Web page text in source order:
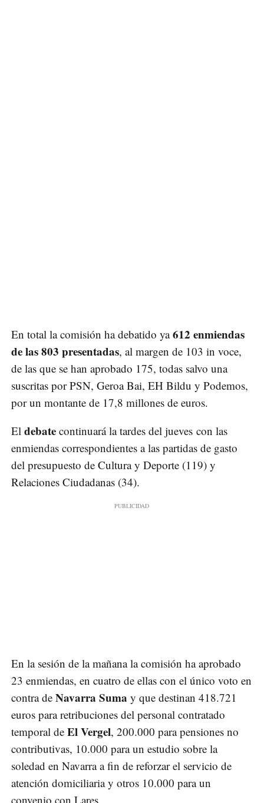
En total la comisión ha debatido ya612 enmiendas
de las 803 presentadas, al margen de 103 in voce,
de las que se han aprobado 175, todas salvo una
suscritas por PSN, Geroa Bai, EH Bildu y Podemos,
por un montante de 17,8 millones de euros.
El debate continuará la tardes del jueves con las
enmiendas correspondientes a las partidas de gasto
del presupuesto de Cultura y Deporte (119) y
Relaciones Ciudadanas (34).
En la sesión de la mañana la comisión ha aprobado
23 enmiendas, en cuatro de ellas con el único voto en
contra de Navarra Suma y que destinan 418.721
euros para retribuciones del personal contratado
temporal de El Vergel, 200.000 para pensiones no
contributivas, 10.000 para un estudio sobre la
soledad en Navarra a fin de reforzar el servicio de
atención domiciliaria y otros 10.000 para un
convenio con Lares.